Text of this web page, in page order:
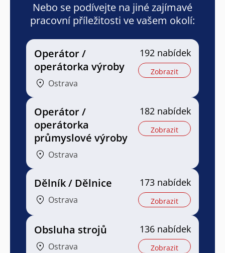
Nebo se podívejte na jiné zajímavé
pracovní příležitosti ve vašem okolí:
Operátor /
operátorka výroby
Ostrava
192 nabídek
Zobrazit
Operátor /
operátorka
průmyslové výroby
Ostrava
182 nabídek
Zobrazit
Dělník / Dělnice
Ostrava
173 nabídek
Zobrazit
Obsluha strojů
Ostrava
136 nabídek
Zobrazit